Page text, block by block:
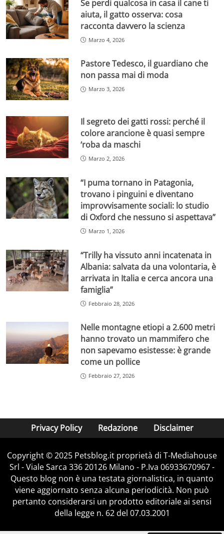
Se perdi qualcosa in casa il cane ti
aiuta, il gatto osserva: cosa
racconta davvero la scienza
Marzo 4, 2026
Pastore Tedesco, il guardiano che
non passa mai di moda
Marzo 3, 2026
Il segreto dei gatti rossi: perché il
colore arancione è quasi sempre
‘roba da maschi
Marzo 2, 2026
“I puma tornano in Patagonia,
trovano i pinguini e diventano
improvvisamente sociali: lo studio
di Oxford che nessuno si aspettava”
Marzo 1, 2026
“Trilly ha vissuto anni incatenata in
Albania: salvata da una volontaria, è
arrivata in Italia e cerca ancora una
famiglia”
Febbraio 28, 2026
Nelle montagne etiopi a 2.600 metri
hanno trovato un mammifero che
non sapevamo esistesse: è grande
come un pollice
Febbraio 27, 2026
Privacy Policy Redazione Disclaimer
Copyright © 2025 Petsblog.it proprietà di T-Mediahouse
Srl - Viale Sarca 336 20126 Milano - P.Iva 06933670967 -
Questo blog non è una testata giornalistica, in quanto
viene aggiornato senza alcuna periodicità. Non può
pertanto considerarsi un prodotto editoriale ai sensi
della legge n. 62 del 07.03.2001